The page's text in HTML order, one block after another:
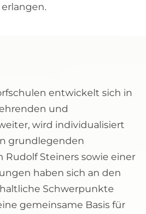
entwickelt sich in
und
wird individualisiert
grundlegenden
Steiners sowie einer
haben sich an den
Schwerpunkte
gemeinsame Basis für